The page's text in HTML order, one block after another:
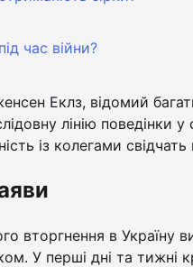
час війни?
Еклз, відомий
лінію поведінки
із колегами
вторгнення в Україну
У перші дні та